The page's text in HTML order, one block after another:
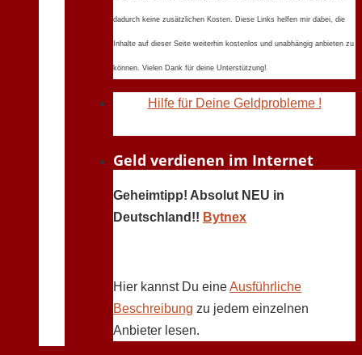
dadurch keine zusätzlichen Kosten. Diese Links helfen mir dabei, die
Inhalte auf dieser Seite weiterhin kostenlos und unabhängig anbieten zu
können. Vielen Dank für deine Unterstützung!
Hilfe für Deine Geldprobleme !
Geld verdienen im Internet
Geheimtipp! Absolut NEU in
Deutschland!! Bytnex
Hier kannst Du eineAusführliche
Beschreibung zu jedem einzelnen
Anbieter lesen.